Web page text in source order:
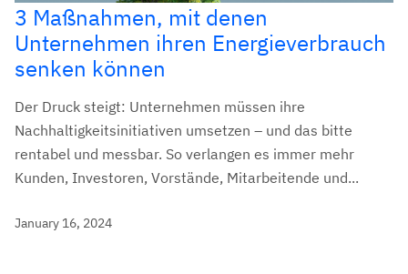
3 Maßnahmen, mit denen
Unternehmen ihren Energieverbrauch
senken können
Der Druck steigt: Unternehmen müssen ihre
Nachhaltigkeitsinitiativen umsetzen – und das bitte
rentabel und messbar. So verlangen es immer mehr
Kunden, Investoren, Vorstände, Mitarbeitende und...
January 16, 2024